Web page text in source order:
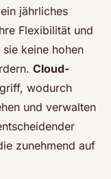
jährliches
Flexibilität und
keine hohen
Cloud-
wodurch
und verwalten
zunehmend auf